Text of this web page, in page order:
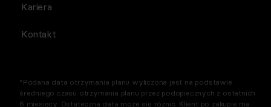
Kariera
Kontakt
*Podana data otrzymania planu wyliczona jest na podstawie
średniego czasu otrzymania planu przez podopiecznych z ostatnich
6 miesięcy. Ostateczna data może się różnić. Klient po zakupie ma